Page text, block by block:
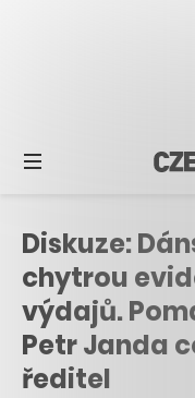
Diskuze:
chytrou
výdajů.
Petr Janda
ředitel